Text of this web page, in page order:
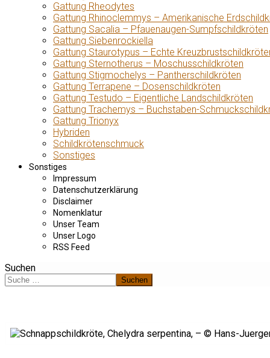
Gattung Rheodytes
Gattung Rhinoclemmys – Amerikanische
Gattung Sacalia – Pfauenaugen-Sumpfschildkröten
Gattung Siebenrockiella
Gattung Staurotypus – Echte
Gattung Sternotherus – Moschusschildkröten
Gattung Stigmochelys – Pantherschildkröten
Gattung Terrapene – Dosenschildkröten
Gattung Testudo – Eigentliche Landschildkröten
Gattung Trachemys – Buchstaben-
Gattung Trionyx
Hybriden
Schildkrötenschmuck
Sonstiges
Sonstiges
Impressum
Datenschutzerklärung
Disclaimer
Nomenklatur
Unser Team
Unser Logo
RSS Feed
Suchen
Suchen